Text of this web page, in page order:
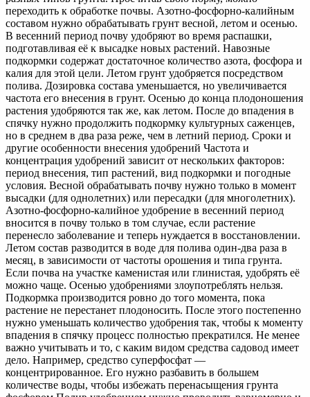
переходить к обработке почвы. Азотно-фосфорно-калийным
составом нужно обрабатывать грунт весной, летом и осенью.
В весенний период почву удобряют во время распашки,
подготавливая её к высадке новых растений. Навозные
подкормки содержат достаточное количество азота, фосфора и
калия для этой цели. Летом грунт удобряется посредством
полива. Дозировка состава уменьшается, но увеличивается
частота его внесения в грунт. Осенью до конца плодоношения
растения удобряются так же, как летом. После до впадения в
спячку нужно продолжить подкормку культурных саженцев,
но в среднем в два раза реже, чем в летний период. Сроки и
другие особенности внесения удобрений Частота и
концентрация удобрений зависит от нескольких факторов:
период внесения, тип растений, вид подкормки и погодные
условия. Весной обрабатывать почву нужно только в момент
высадки (для однолетних) или пересадки (для многолетних).
Азотно-фосфорно-калийное удобрение в весенний период
вносится в почву только в том случае, если растение
перенесло заболевание и теперь нуждается в восстановлении.
Летом состав разводится в воде для полива один-два раза в
месяц, в зависимости от частоты орошения и типа грунта.
Если почва на участке каменистая или глинистая, удобрять её
можно чаще. Осенью удобрениями злоупотреблять нельзя.
Подкормка производится ровно до того момента, пока
растение не перестанет плодоносить. После этого постепенно
нужно уменьшать количество удобрения так, чтобы к моменту
впадения в спячку процесс полностью прекратился. Не менее
важно учитывать и то, с каким видом средства садовод имеет
дело. Например, средство суперфосфат —
концентрированное. Его нужно разбавить в большем
количестве воды, чтобы избежать перенасыщения грунта